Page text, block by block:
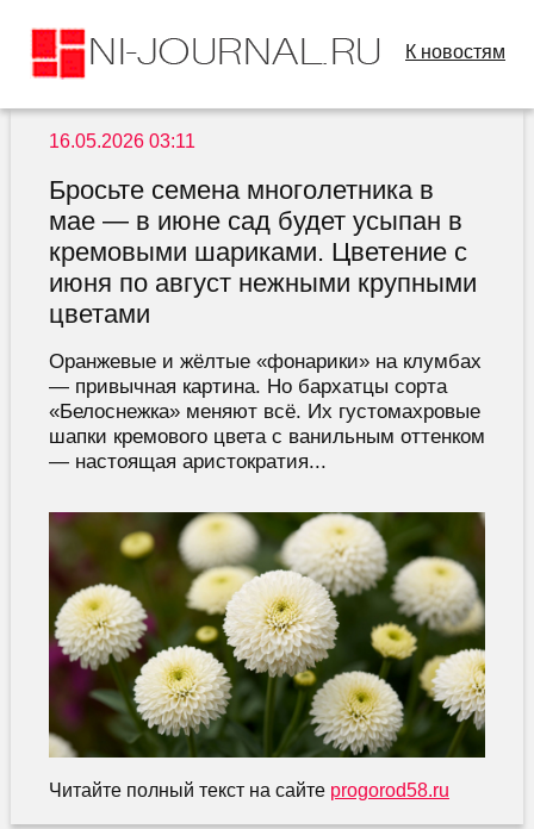
К новостям
16.05.2026 03:11
Бросьте семена многолетника в
мае — в июне сад будет усыпан в
кремовыми шариками. Цветение с
июня по август нежными крупными
цветами
Оранжевые и жёлтые «фонарики» на клумбах
— привычная картина. Но бархатцы сорта
«Белоснежка» меняют всё. Их густомахровые
шапки кремового цвета с ванильным оттенком
— настоящая аристократия...
Читайте полный текст на сайте progorod58.ru